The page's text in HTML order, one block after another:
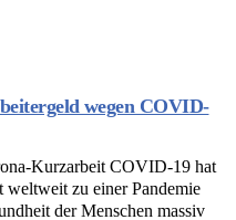
wegen COVID-
Kurzarbeit COVID-19 hat
weltweit zu einer Pandemie
der Menschen massiv